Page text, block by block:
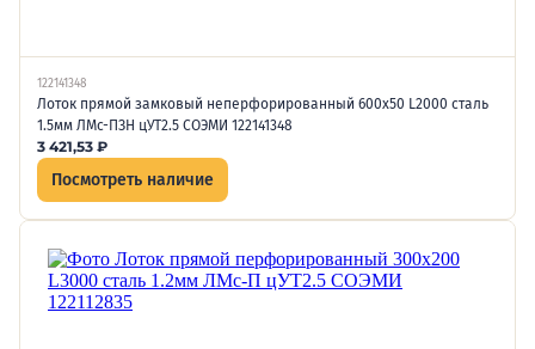
122141348
Лоток прямой замковый неперфорированный 600х50 L2000 сталь
1.5мм ЛМс-ПЗН цУТ2.5 СОЭМИ 122141348
3 421,53 ₽
Посмотреть наличие